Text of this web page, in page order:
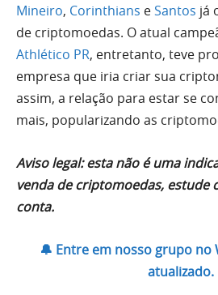
Mineiro, Corinthians eSantos já
de criptomoedas. O atual
Athlético PR, entretanto, teve
empresa que iria criar sua
assim, a relação para estar se
mais, popularizando as
Aviso legal: esta não é uma
venda de criptomoedas, estude
conta.
🔔 Entre em nosso grupo no
atualizado.